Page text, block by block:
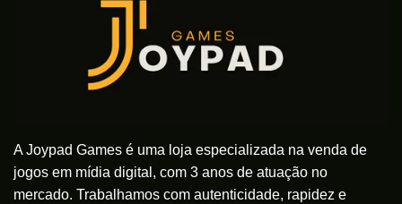
A Joypad Games é uma loja especializada na venda de
jogos em mídia digital, com 3 anos de atuação no
mercado. Trabalhamos com autenticidade, rapidez e